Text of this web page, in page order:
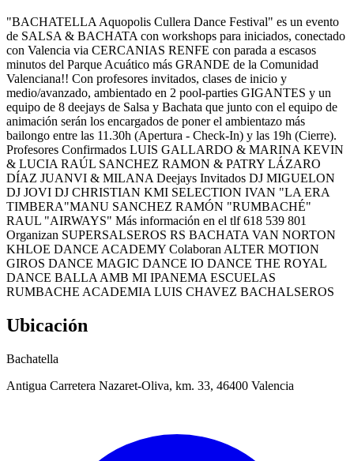
"BACHATELLA Aquopolis Cullera Dance Festival" es un evento
de SALSA & BACHATA con workshops para iniciados, conectado
con Valencia via CERCANIAS RENFE con parada a escasos
minutos del Parque Acuático más GRANDE de la Comunidad
Valenciana!! Con profesores invitados, clases de inicio y
medio/avanzado, ambientado en 2 pool-parties GIGANTES y un
equipo de 8 deejays de Salsa y Bachata que junto con el equipo de
animación serán los encargados de poner el ambientazo más
bailongo entre las 11.30h (Apertura - Check-In) y las 19h (Cierre).
Profesores Confirmados LUIS GALLARDO & MARINA KEVIN
& LUCIA RAÚL SANCHEZ RAMON & PATRY LÁZARO
DÍAZ JUANVI & MILANA Deejays Invitados DJ MIGUELON
DJ JOVI DJ CHRISTIAN KMI SELECTION IVAN "LA ERA
TIMBERA"MANU SANCHEZ RAMÓN "RUMBACHÉ"
RAUL "AIRWAYS" Más información en el tlf 618 539 801
Organizan SUPERSALSEROS RS BACHATA VAN NORTON
KHLOE DANCE ACADEMY Colaboran ALTER MOTION
GIROS DANCE MAGIC DANCE IO DANCE THE ROYAL
DANCE BALLA AMB MI IPANEMA ESCUELAS
RUMBACHE ACADEMIA LUIS CHAVEZ BACHALSEROS
Ubicación
Bachatella
Antigua Carretera Nazaret-Oliva, km. 33, 46400 Valencia